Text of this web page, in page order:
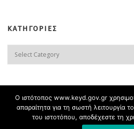
ΚΑΤΗΓΟΡΙΕΣ
ΚΑΤΗΓΟΡΙΕΣ
Copyright © 2026 KEYD
Ο ιστότοπος www.keyd.gov.gr
απαραίτητα για τη σωστή λειτουργία
του ιστοτόπου, αποδέχεστε τη